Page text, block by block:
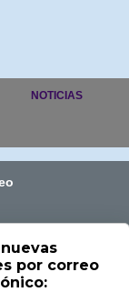
NOTICIAS
por correo